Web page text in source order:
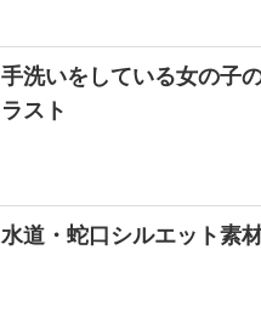
手洗いをしている女の子
ラスト
水道・蛇口シルエット素